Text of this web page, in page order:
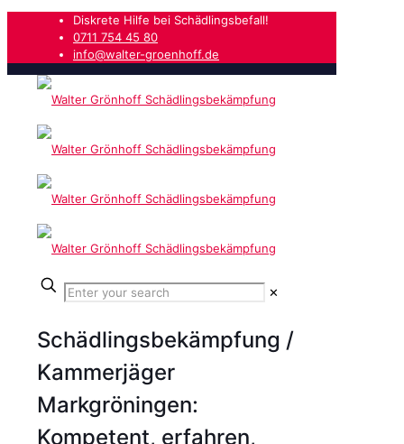
Diskrete Hilfe bei Schädlingsbefall!
0711 754 45 80
info@walter-groenhoff.de
✕
Schädlingsbekämpfung /
Kammerjäger
Markgröningen:
Kompetent, erfahren,